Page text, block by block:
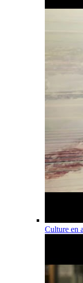
Culture en